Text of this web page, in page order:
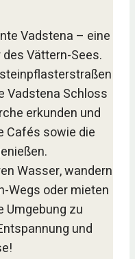
Vadstena – eine
Vättern-Sees.
Vadstena Schloss
erkunden und
Cafés sowie die
Wasser, wandern
Wegs oder mieten
Umgebung zu
und